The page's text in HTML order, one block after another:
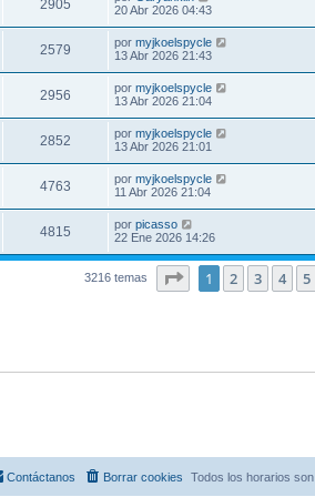
2905
20 Abr 2026 04:43
2579 por myjkoelspycle
13 Abr 2026 21:43
2956 por myjkoelspycle
13 Abr 2026 21:04
2852 por myjkoelspycle
13 Abr 2026 21:01
4763 por myjkoelspycle
11 Abr 2026 21:04
4815 por picasso
22 Ene 2026 14:26
3216 temas Página1 de 65
1 2 3 4 5
Todos los horarios son
Borrar cookies
Contáctanos